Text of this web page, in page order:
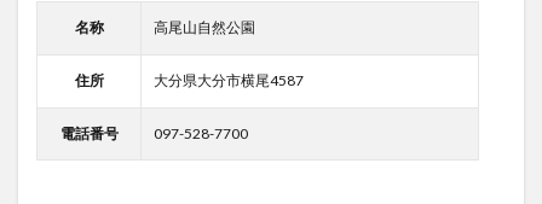
名称 高尾山自然公園
住所 大分県大分市横尾4587
電話番号 097-528-7700